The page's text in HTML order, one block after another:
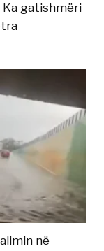
Ka gatishmëri
në